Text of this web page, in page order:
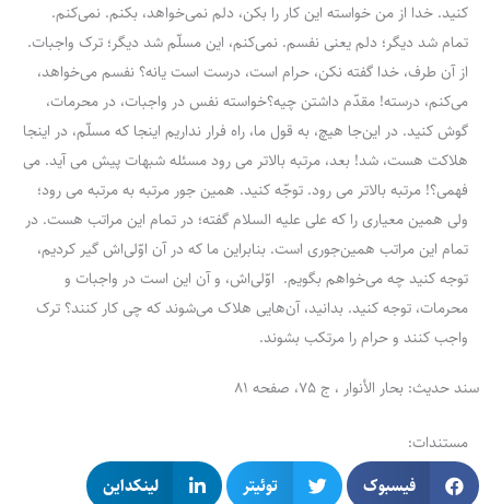
کنید. خدا از من خواسته این کار را بکن، دلم نمی‌خواهد، بکنم. نمی‌کنم.
تمام شد دیگر؛ دلم یعنی نفسم. نمی‌کنم، این مسلّم شد دیگر؛ ترک واجبات.
از آن طرف، خدا گفته نکن، حرام است، درست است یانه؟ نفسم می‌خواهد،
می‌کنم، درسته! مقدّم داشتن چیه؟خواسته نفس در واجبات، در محرمات،
گوش کنید. در این‌جا هیچ، به قول ما، راه فرار نداریم اینجا که مسلّم، در اینجا
هلاکت هست، شد! بعد، مرتبه بالاتر می رود مسئله شبهات پیش می آید. می
فهمی؟! مرتبه بالاتر می رود. توجّه کنید. همین جور مرتبه به مرتبه می رود؛
ولی همین معیاری را که علی علیه السلام گفته؛ در تمام این مراتب هست. در
تمام این مراتب همین‌جوری است. بنابراین ما که در آن اوّلی‌اش گیر کردیم،
توجه کنید چه می‌خواهم بگویم. اوّلی‌اش، و آن این است در واجبات و
محرمات، توجه کنید. بدانید، آن‌هایی هلاک می‌شوند که چی کار کنند؟ ترک
واجب کنند و حرام را مرتکب بشوند.
سند حدیث: بحار الأنوار ، ج 75، صفحه 81
مستندات:
فیسبوک توئیتر
لینکداین